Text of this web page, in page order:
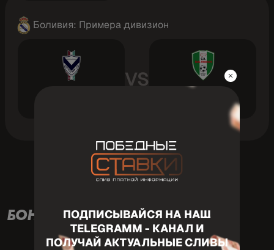
Боливия: Примера дивизион
VS
БОНУСЫ НА МАТЧ
ПОДПИСЫВАЙСЯ НА НАШ
TELEGRAMM - КАНАЛ И
ПОЛУЧАЙ АКТУАЛЬНЫЕ СЛИВЫ